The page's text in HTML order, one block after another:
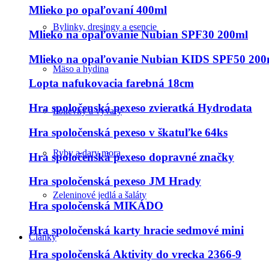
Bylinky, dresingy a esencie
Mäso a hydina
Polievky a vývary
Ryby a dary mora
Zeleninové jedlá a šaláty
Články
Mlieko po opaľovaní 400ml
Mlieko na opaľovanie Nubian SPF30 200ml
Mlieko na opaľovanie Nubian KIDS SPF50
Lopta nafukovacia farebná 18cm
Hra spoločenská pexeso zvieratká Hydrodata
Hra spoločenská pexeso v škatuľke 64ks
Hra spoločenská pexeso dopravné značky
Hra spoločenská pexeso JM Hrady
Hra spoločenská MIKÁDO
Hra spoločenská karty hracie sedmové mini
Hra spoločenská Aktivity do vrecka 2366-9